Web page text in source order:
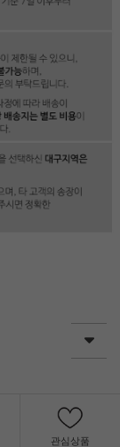
관심상품